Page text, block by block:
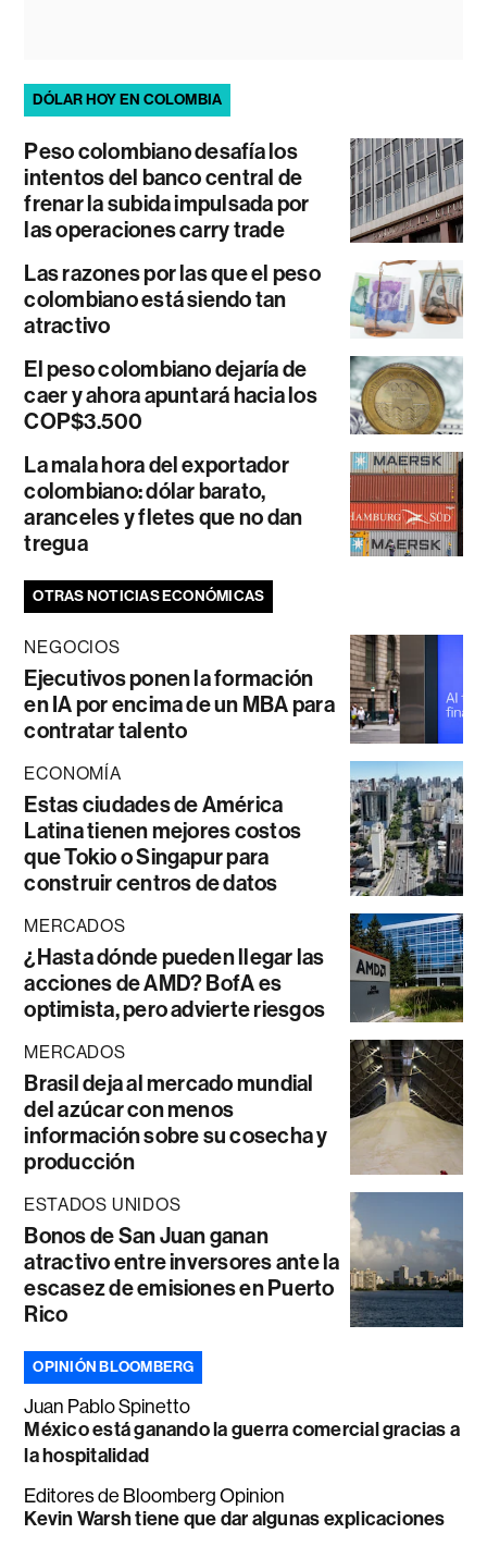
DÓLAR HOY EN COLOMBIA
Peso colombiano desafía los
intentos del banco central de
frenar la subida impulsada por
las operaciones carry trade
Las razones por las que el peso
colombiano está siendo tan
atractivo
El peso colombiano dejaría de
caer y ahora apuntará hacia los
COP$3.500
La mala hora del exportador
colombiano: dólar barato,
aranceles y fletes que no dan
tregua
OTRAS NOTICIAS ECONÓMICAS
NEGOCIOS
Ejecutivos ponen la formación
en IA por encima de un MBA para
contratar talento
ECONOMÍA
Estas ciudades de América
Latina tienen mejores costos
que Tokio o Singapur para
construir centros de datos
MERCADOS
¿Hasta dónde pueden llegar las
acciones de AMD? BofA es
optimista, pero advierte riesgos
MERCADOS
Brasil deja al mercado mundial
del azúcar con menos
información sobre su cosecha y
producción
ESTADOS UNIDOS
Bonos de San Juan ganan
atractivo entre inversores ante la
escasez de emisiones en Puerto
Rico
OPINIÓN BLOOMBERG
Juan Pablo Spinetto
México está ganando la guerra comercial gracias a
la hospitalidad
Editores de Bloomberg Opinion
Kevin Warsh tiene que dar algunas explicaciones